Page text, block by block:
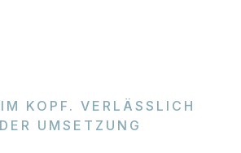
KOPF. VERLÄSSLICH
UMSETZUNG